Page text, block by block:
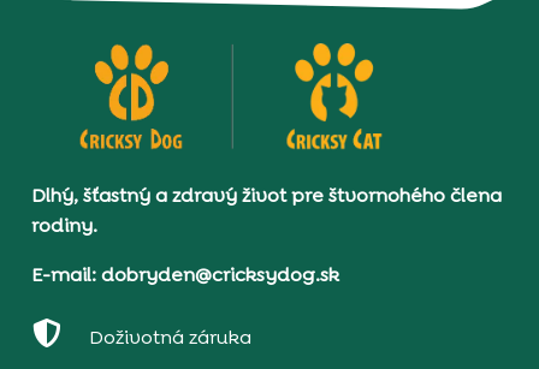
Dlhý, šťastný a zdravý život pre štvornohého člena
rodiny.
E-mail: dobryden@cricksydog.sk
 Doživotná záruka